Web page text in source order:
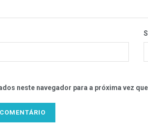
neste navegador para a próxima vez